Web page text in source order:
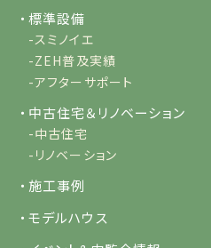
・標準設備
-スミノイエ
-ZEH普及実績
-アフターサポート
・中古住宅＆リノベーション
-中古住宅
-リノベーション
・施工事例
・モデルハウス